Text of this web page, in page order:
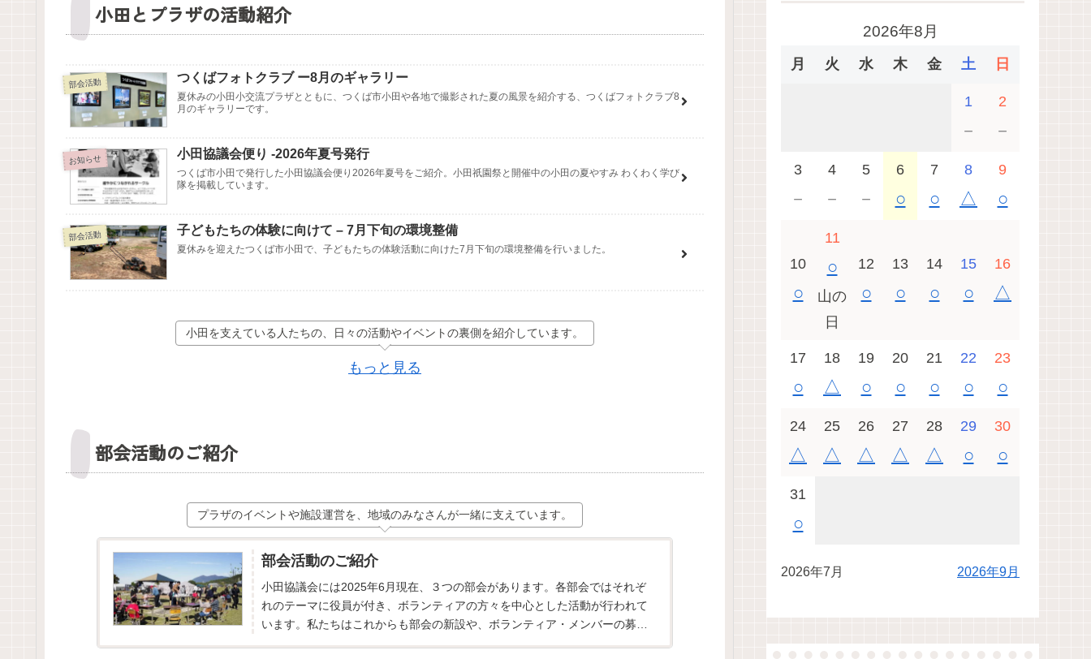
小田とプラザの活動紹介
部会活動 つくばフォトクラブ ー8月のギャラリー
夏休みの小田小交流プラザとともに、つくば市小田や各地で撮影された夏の風景を紹介する、つくばフォトクラブ8
月のギャラリーです。
お知らせ 小田協議会便り -2026年夏号発行
つくば市小田で発行した小田協議会便り2026年夏号をご紹介。小田祇園祭と開催中の小田の夏やすみ わくわく学び
隊を掲載しています。
部会活動 子どもたちの体験に向けて – 7月下旬の環境整備
夏休みを迎えたつくば市小田で、子どもたちの体験活動に向けた7月下旬の環境整備を行いました。
小田を支えている人たちの、日々の活動やイベントの裏側を紹介しています。
もっと見る
部会活動のご紹介
プラザのイベントや施設運営を、地域のみなさんが一緒に支えています。
部会活動のご紹介
小田協議会には2025年6月現在、３つの部会があります。各部会ではそれぞ
れのテーマに役員が付き、ボランティアの方々を中心とした活動が行われて
います。私たちはこれからも部会の新設や、ボランティア・メンバーの募集
2026年8月
月 火 水 木 金 土 日
1
－
2
－
3
－
4
－
5
－
6
○
7
○
8
△
9
○
10
○
11
○
山の
日
12
○
13
○
14
○
15
○
16
△
17
○
18
△
19
○
20
○
21
○
22
○
23
○
24
△
25
△
26
△
27
△
28
△
29
○
30
○
31
○
2026年7月 2026年9月